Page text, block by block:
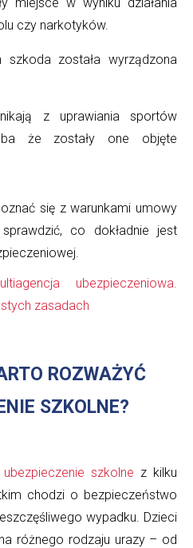
czy narkotyków.
szkoda została wyrządzona
z uprawiania sportów
że zostały one objęte
się z warunkami umowy
co dokładnie jest
ubezpieczeniowa.
zasadach
ROZWAŻYĆ
SZKOLNE?
ubezpieczenie szkolne z kilku
chodzi o bezpieczeństwo
wypadku. Dzieci
różnego rodzaju urazy – od